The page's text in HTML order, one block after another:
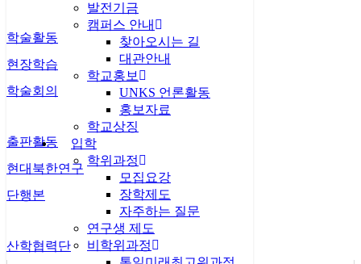
발전기금
캠퍼스 안내
찾아오시는 길
대관안내
학교홍보
UNKS 언론활동
홍보자료
학교상징
입학
학위과정
모집요강
장학제도
자주하는 질문
연구생 제도
비학위과정
학술활동
현장학습
학술회의
출판활동
현대북한연구
단행본
산학협력단